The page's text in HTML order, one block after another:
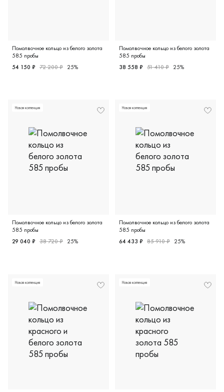
Помолвочное кольцо из белого золота
585 пробы
54 150 ₽ 72 200 ₽ 25%
Помолвочное кольцо из белого золота
585 пробы
38 558 ₽ 51 410 ₽ 25%
Новая коллекция
Помолвочное кольцо из белого золота
585 пробы
29 040 ₽ 38 720 ₽ 25%
Новая коллекция
Помолвочное кольцо из белого золота
585 пробы
64 433 ₽ 85 910 ₽ 25%
Новая коллекция Новая коллекция